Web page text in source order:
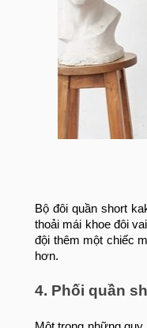
Bộ đôi quần short
thoải mái khoe đôi
đội thêm một chiếc
hơn.
4. Phối quần